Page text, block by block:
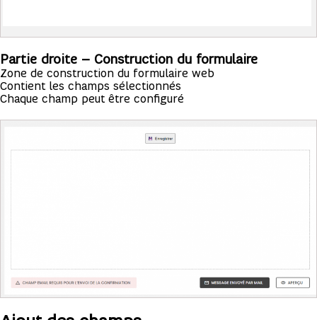
Partie droite – Construction du formulaire
Zone de construction du formulaire web
Contient les champs sélectionnés
Chaque champ peut être configuré